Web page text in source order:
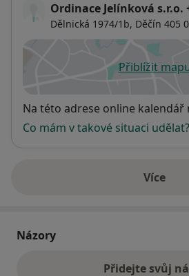
Ordinace Jelínková s.r.o.
Dělnická 1974/1b, Děčín 405
Přiblížitse
Dostupnost
Na této adrese online kalendář
Co mám v takové situaci udělat?
Více
o
Názory
Přidejte svůj